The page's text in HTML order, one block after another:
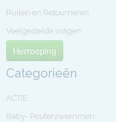
Ruilen en Retourneren
Veelgestelde vragen
Herroeping
Categorieën
ACTIE
Baby- Peuterzwemmen